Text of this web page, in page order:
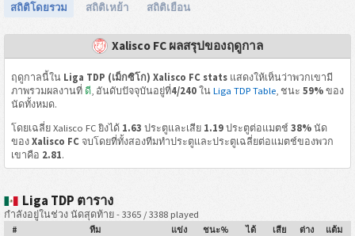
สถิติโดยรวม สถิติเหย้า สถิติเยือน
Xalisco FC ผลสรุปของฤดูกาล
ฤดูกาลนี้ใน Liga TDP (เม็กซิโก) Xalisco FC statsแสดงให้เห็นว่าพวกเขามี
ภาพรวมผลงานที่ ดี, อันดับปัจจุบันอยู่ที่4/240ใน Liga TDP Table, ชนะ 59%ของ
นัดทั้งหมด.
โดยเฉลี่ย Xalisco FC ยิงได้ 1.63 ประตูและเสีย 1.19ประตูต่อแมตช์ 38%นัด
ของ Xalisco FCจบโดยที่ทั้งสองทีมทำประตูและประตูเฉลี่ยต่อแมตช์ของพวก
เขาคือ 2.81.
Liga TDP ตาราง
กำลังอยู่ในช่วง นัดสุดท้าย - 3365 / 3388 played
# ทีม แข่ง ชนะ% ได้ เสีย ต่าง แต้ม